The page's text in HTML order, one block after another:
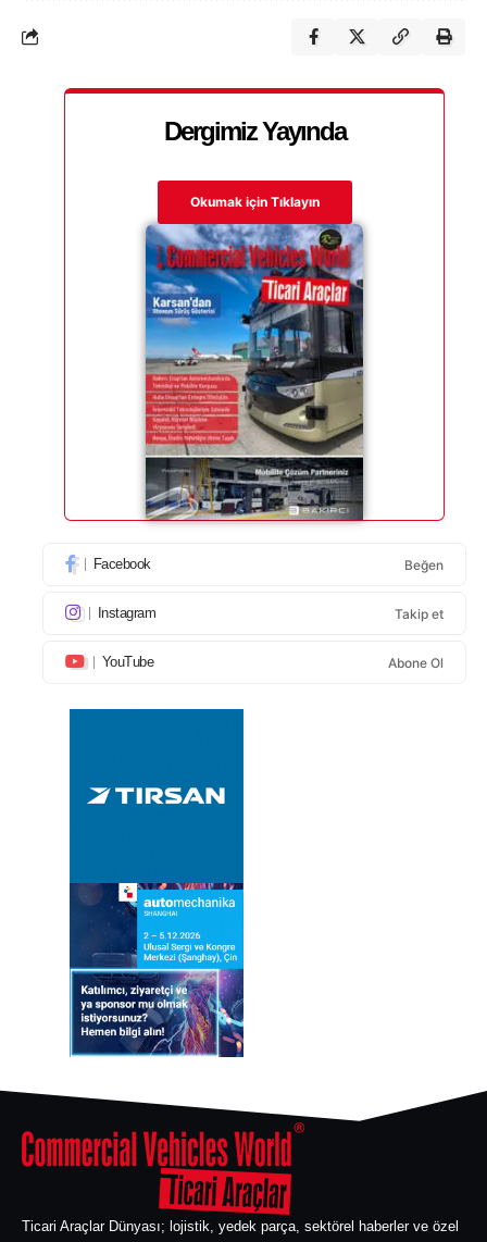
Dergimiz Yayında
Okumak için Tıklayın
Facebook Beğen
Instagram Takip et
YouTube Abone Ol
Ticari Araçlar Dünyası; lojistik, yedek parça, sektörel haberler ve özel